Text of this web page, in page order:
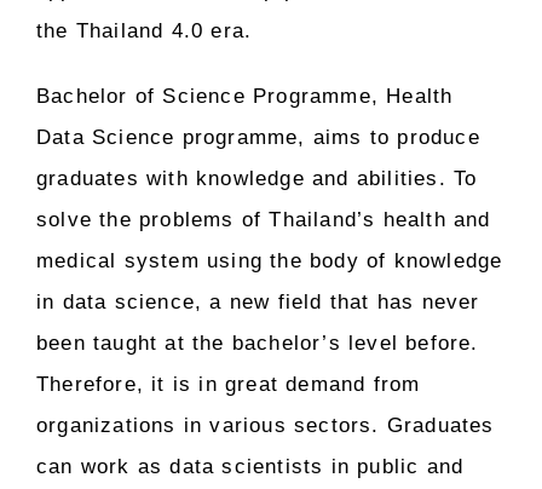
the Thailand 4.0 era.
Bachelor of Science Programme, Health
Data Science programme, aims to produce
graduates with knowledge and abilities. To
solve the problems of Thailand’s health and
medical system using the body of knowledge
in data science, a new field that has never
been taught at the bachelor’s level before.
Therefore, it is in great demand from
organizations in various sectors. Graduates
can work as data scientists in public and